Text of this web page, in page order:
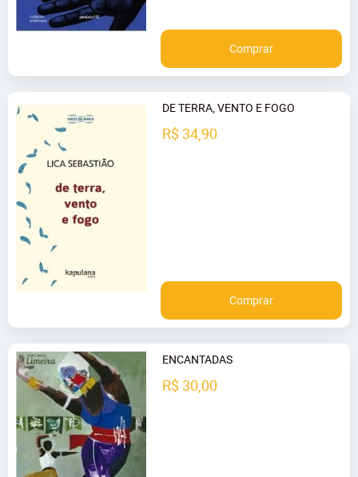
Comprar
DE TERRA, VENTO E FOGO
R$ 34,90
Comprar
ENCANTADAS
R$ 30,00